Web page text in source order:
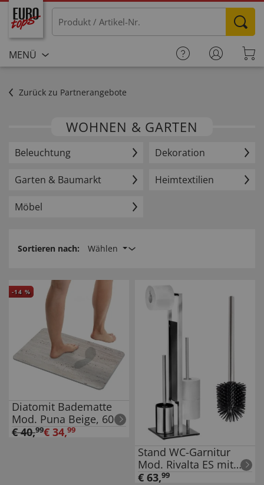
MENÜ
Zurück zu Partnerangebote
WOHNEN & GARTEN
Beleuchtung Dekoration
Garten & Baumarkt Heimtextilien
Möbel
Sortieren nach: Wählen
-14 %
Diatomit Badematte
Mod. Puna Beige, 60 x
39 cm,
€40,99€ 34,99
Stand WC-Garnitur
Mod. Rivalta ES mit
Ersatzbürste,
€ 63,99